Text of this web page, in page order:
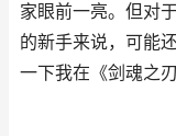
家眼前一亮。但对
的新手来说，可能
一下我在《剑魂之